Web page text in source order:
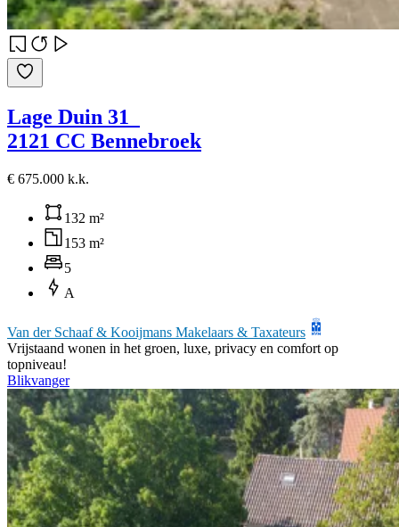
Lage Duin 31
2121 CC Bennebroek
€ 675.000 k.k.
132 m²
153 m²
5
A
Van der Schaaf & Kooijmans Makelaars & Taxateurs
Vrijstaand wonen in het groen, luxe, privacy en comfort op
topniveau!
Blikvanger